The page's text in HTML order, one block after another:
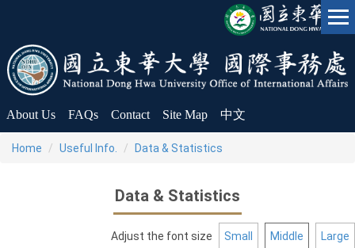
the
main
content
block
About Us FAQs Contact Site Map 中文
Home Useful Info. Data & Statistics
Data & Statistics
Adjust the font size Small Middle Large